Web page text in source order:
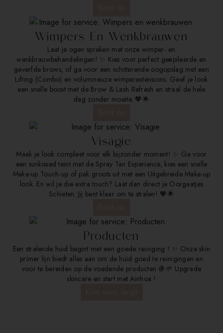
Wimpers En Wenkbrauwen
Laat je ogen spreken met onze wimper- en
wenkbrauwbehandelingen! ✨ Kies voor perfect geëpileerde en
geverfde brows, of ga voor een schitterende oogopslag met een
Lifting (Combo) en volumineuze wimperextensions. Geef je look
een snelle boost met de Brow & Lash Refresh en straal de hele
dag zonder moeite. 💖🌟
Visagie
Maak je look compleet voor elk bijzonder moment! ✨ Ga voor
een sunkissed teint met de Spray Tan Experience, kies een snelle
Make-up Touch-up of pak groots uit met een Uitgebreide Make-up
look. En wil je die extra touch? Laat dan direct je Oorgaatjes
Schieten. Jij bent klaar om te stralen! 💖🌟
Producten
Een stralende huid begint met een goede reiniging ! ✨️ Onze skin
primer lijn biedt alles aan om de huid goed te reinigingen en
voor te bereiden op de voedende producten 🍇🌱 Upgrade
skincare en start met Ainhoa !